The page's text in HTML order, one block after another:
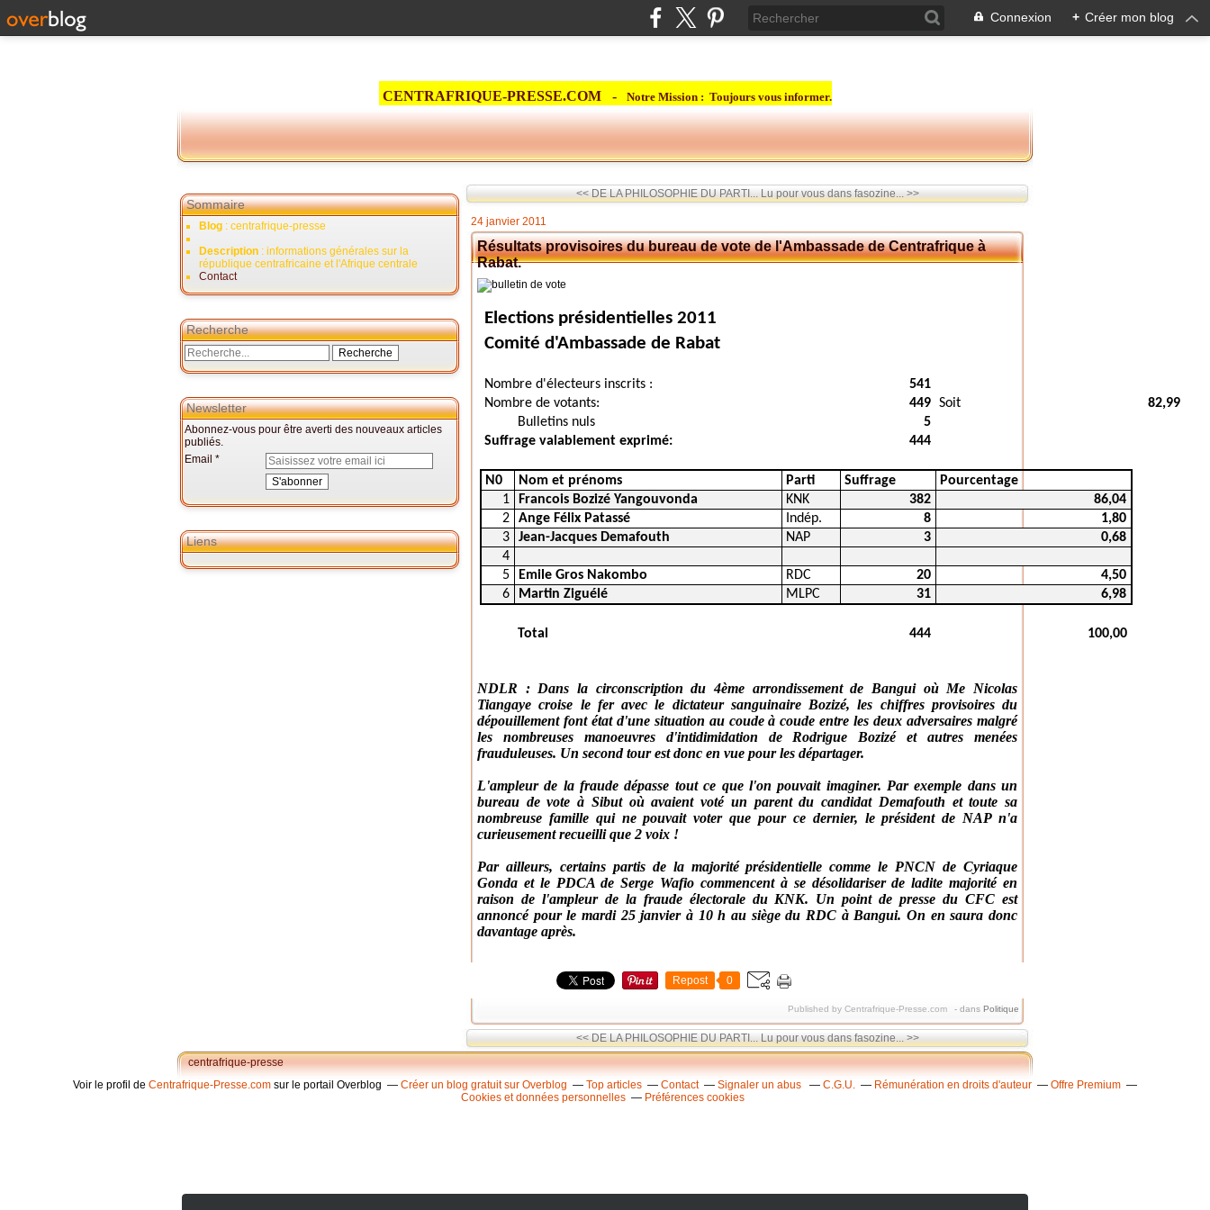
Connexion + Créer mon blog
CENTRAFRIQUE-PRESSE.COM - Notre Mission : Toujours vous informer.
Sommaire
Blog : centrafrique-presse
Description : informations générales sur la
république centrafricaine et l'Afrique centrale
Contact
Recherche
Newsletter
Abonnez-vous pour être averti des nouveaux articles
publiés.
Email
Liens
<< DE LA PHILOSOPHIE DU PARTI... Lu pour vous dans fasozine... >>
24 janvier 2011
Résultats provisoires du bureau de vote de l'Ambassade de Centrafrique à
Rabat.
Elections présidentielles 2011
Comité d'Ambassade de Rabat
Nombre d'électeurs inscrits :
541
Nombre de votants:
449 Soit
82,99
Bulletins nuls
5
Suffrage valablement exprimé:
444
N0 Nom et prénoms Parti Suffrage
Pourcentage
1
Francois Bozizé Yangouvonda KNK 382
86,04
2
Ange Félix Patassé Indép. 8
1,80
3
Jean-Jacques Demafouth NAP 3
0,68
4
5
Emile Gros Nakombo RDC 20
4,50
6
Martin Ziguélé MLPC 31 6,98
Total 444 100,00
NDLR : Dans la circonscription du 4ème arrondissement de Bangui où Me Nicolas
Tiangaye croise le fer avec le dictateur sanguinaire Bozizé, les chiffres provisoires du
dépouillement font état d'une situation au coude à coude entre les deux adversaires malgré
les nombreuses manoeuvres d'intidimidation de Rodrigue Bozizé et autres menées
frauduleuses. Un second tour est donc en vue pour les départager.
L'ampleur de la fraude dépasse tout ce que l'on pouvait imaginer. Par exemple dans un
bureau de vote à Sibut où avaient voté un parent du candidat Demafouth et toute sa
nombreuse famille qui ne pouvait voter que pour ce dernier, le président de NAP n'a
curieusement recueilli que 2 voix !
Par ailleurs, certains partis de la majorité présidentielle comme le PNCN de Cyriaque
Gonda et le PDCA de Serge Wafio commencent à se désolidariser de ladite majorité en
raison de l'ampleur de la fraude électorale du KNK. Un point de presse du CFC est
annoncé pour le mardi 25 janvier à 10 h au siège du RDC à Bangui. On en saura donc
davantage après.
Repost 0
Published by Centrafrique-Presse.com - dans Politique
<< DE LA PHILOSOPHIE DU PARTI... Lu pour vous dans fasozine... >>
centrafrique-presse
Voir le profil de Centrafrique-Presse.com sur le portail Overblog Créer un blog gratuit sur Overblog Top articles Contact Signaler un abus C.G.U. Rémunération en droits d'auteur
Offre Premium
Cookies et données personnelles
Préférences cookies